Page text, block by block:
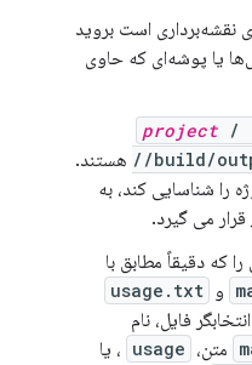
نقشه‌برداری است بروید
یا پوشه‌ای که حاوی
project /
/build/
هستند.
را شناسایی کند، به
قرار می گیرد.
را که دقیقاً مطابق با
و usage.txt
فایل، نام
متن، usage ، یا